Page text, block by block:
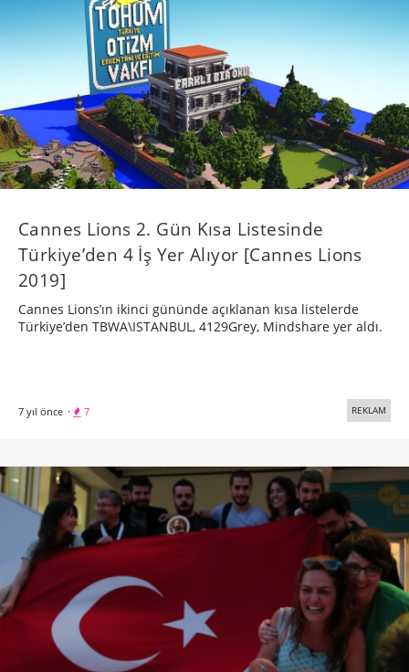
Cannes Lions 2. Gün Kısa Listesinde
Türkiye’den 4 İş Yer Alıyor [Cannes Lions
2019]
Cannes Lions’ın ikinci gününde açıklanan kısa listelerde
Türkiye’den TBWA\ISTANBUL, 4129Grey, Mindshare yer aldı.
7 yıl önce · 7 REKLAM